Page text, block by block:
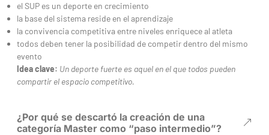
el SUP es un deporte en crecimiento
la base del sistema reside en el aprendizaje
la convivencia competitiva entre niveles enriquece al atleta
todos deben tener la posibilidad de competir dentro del mismo
evento
Idea clave: Un deporte fuerte es aquel en el que todos pueden
compartir el espacio competitivo.
¿Por qué se descartó la creación de una
categoría Master como “paso intermedio”?